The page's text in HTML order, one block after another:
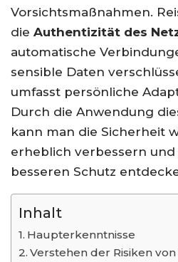
Vorsichtsmaßnahmen.
die Authentizität des
automatische
sensible Daten
umfasst persönliche
Durch die Anwendung
kann man die Sicherheit
erheblich verbessern
besseren Schutz
Inhalt
Haupterkenntnisse
Verstehen der Risiken